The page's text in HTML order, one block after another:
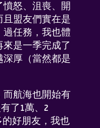
面
憤怒、沮喪、開
盟友們實在是
任務，我也體
是一季完成了
深厚（當然都是
而航海也開始有
有了1萬、2
的好朋友，我也